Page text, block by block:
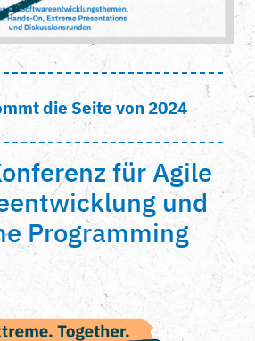
die Seite von 2024
für Agile
und
Programming